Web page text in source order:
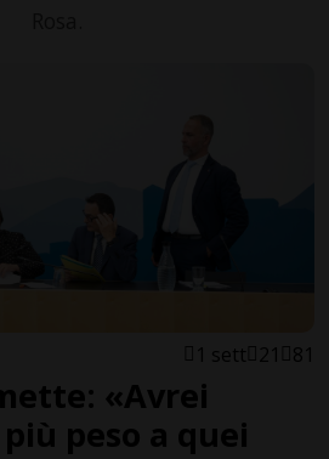
1 sett 21 81
«Avrei
peso a quei